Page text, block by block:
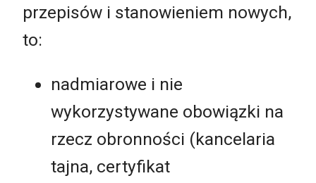
przepisów i stanowieniem nowych,
to:
nadmiarowe i nie
wykorzystywane obowiązki na
rzecz obronności (kancelaria
tajna, certyfikat